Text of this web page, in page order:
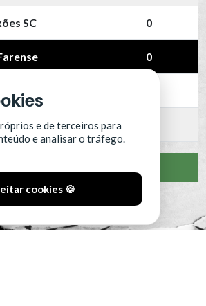
SC 0
0
B
e de terceiros para
e analisar o tráfego.
cookies 🍪